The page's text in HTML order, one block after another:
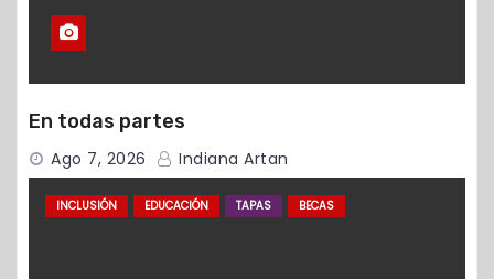
En todas partes
Ago 7, 2026 Indiana Artan
INCLUSIÓN EDUCACIÓN TAPAS BECAS